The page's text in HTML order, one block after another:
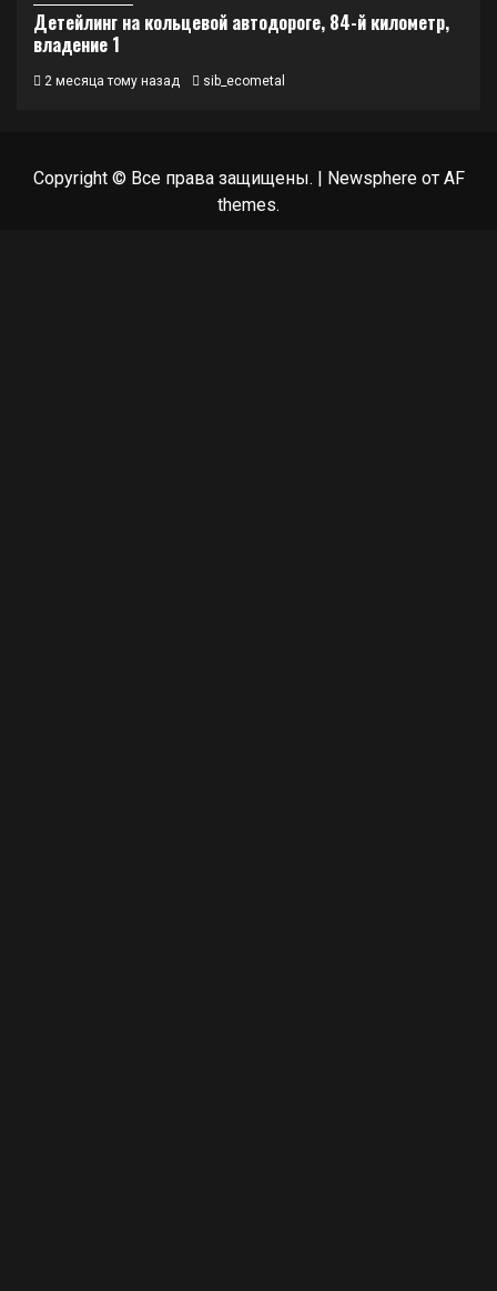
Детейлинг на кольцевой автодороге, 84-й километр,
владение 1
2 месяца тому назад sib_ecometal
Copyright © Все права защищены. | Newsphereот AF
themes.